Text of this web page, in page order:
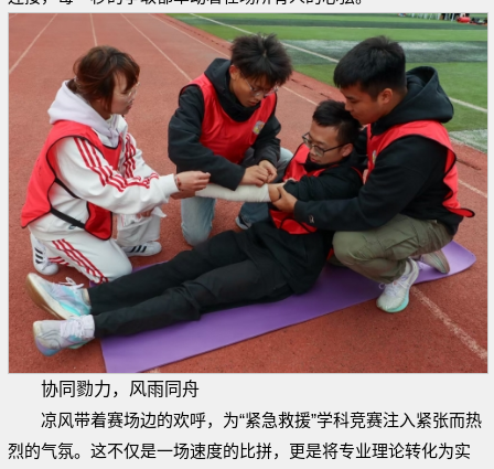
协同勠力，风雨同舟
凉风带着赛场边的欢呼，为“紧急救援”学科竞赛注入紧张而热
烈的气氛。这不仅是一场速度的比拼，更是将专业理论转化为实